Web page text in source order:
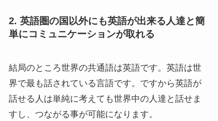
2. 英語圏の国以外にも英語が出来る人達と簡
単にコミュニケーションが取れる
結局のところ世界の共通語は英語です。英語は世
界で最も話されている言語です。ですから英語が
話せる人は単純に考えても世界中の人達と話せま
すし、つながる事が可能になります。